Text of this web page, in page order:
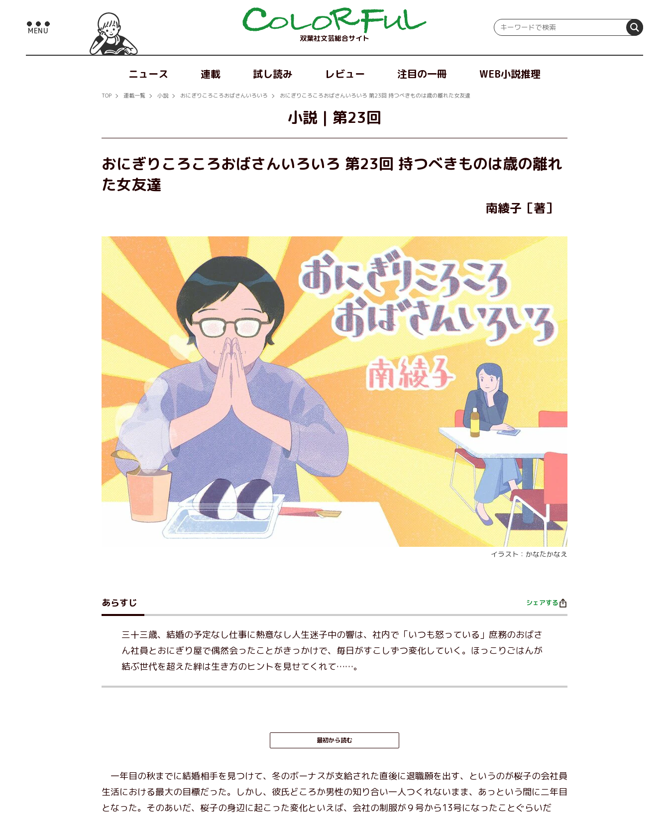
双葉社文芸総合サイト
ニュース 連載 試し読み レビュー 注目の一冊 WEB小説推理
TOP 連載一覧 小説 おにぎりころころおばさんいろいろ おにぎりころころおばさんいろいろ 第23回 持つべきものは歳の離れた女友達
小説 ｜ 第23回
おにぎりころころおばさんいろいろ 第23回 持つべきものは歳の離れ
た女友達
南綾子［著］
イラスト：かなたかなえ
あらすじ シェアする
三十三歳、結婚の予定なし仕事に熱意なし人生迷子中の響は、社内で「いつも怒っている」庶務のおばさ
ん社員とおにぎり屋で偶然会ったことがきっかけで、毎日がすこしずつ変化していく。ほっこりごはんが
結ぶ世代を超えた絆は生き方のヒントを見せてくれて……。
最初から読む
一年目の秋までに結婚相手を見つけて、冬のボーナスが支給された直後に退職願を出す、というのが桜子の会社員
生活における最大の目標だった。しかし、彼氏どころか男性の知り合い一人つくれないまま、あっという間に二年目
となった。そのあいだ、桜子の身辺に起こった変化といえば、会社の制服が９号から13号になったことぐらいだ